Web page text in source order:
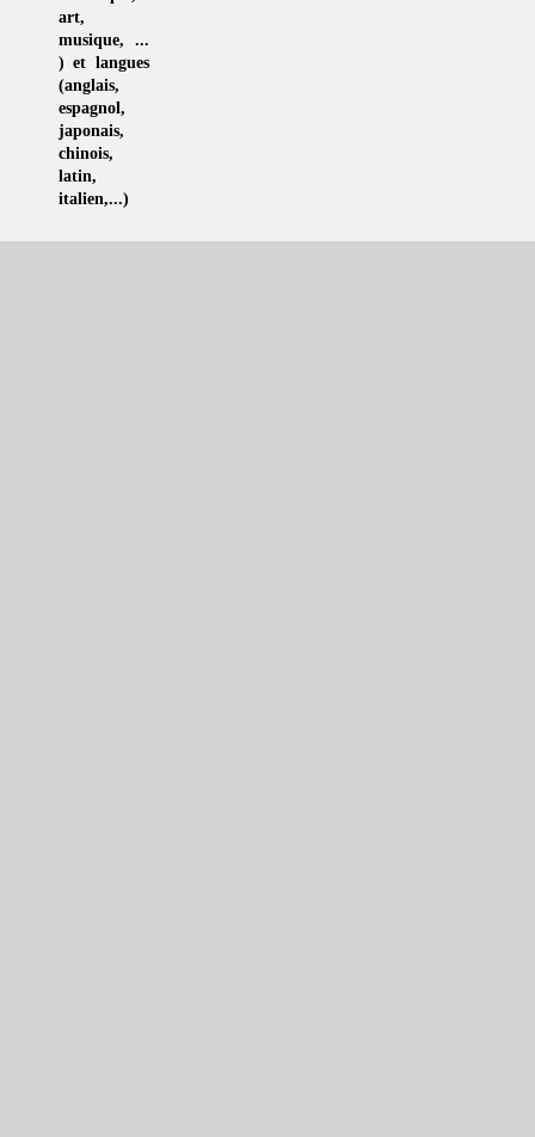
art,
musique, ...
) et langues
(anglais,
espagnol,
japonais,
chinois,
latin,
italien,...)